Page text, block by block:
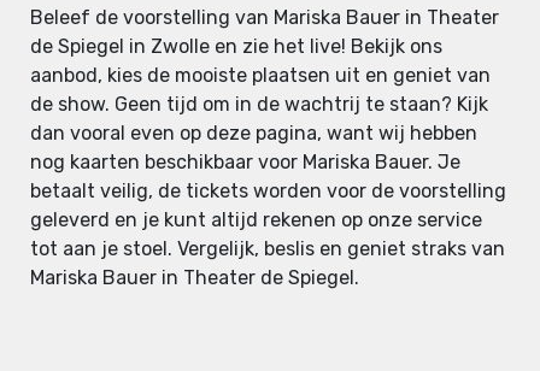
Beleef de voorstelling van Mariska Bauer in Theater
de Spiegel in Zwolle en zie het live! Bekijk ons
aanbod, kies de mooiste plaatsen uit en geniet van
de show. Geen tijd om in de wachtrij te staan? Kijk
dan vooral even op deze pagina, want wij hebben
nog kaarten beschikbaar voor Mariska Bauer. Je
betaalt veilig, de tickets worden voor de voorstelling
geleverd en je kunt altijd rekenen op onze service
tot aan je stoel. Vergelijk, beslis en geniet straks van
Mariska Bauer in Theater de Spiegel.